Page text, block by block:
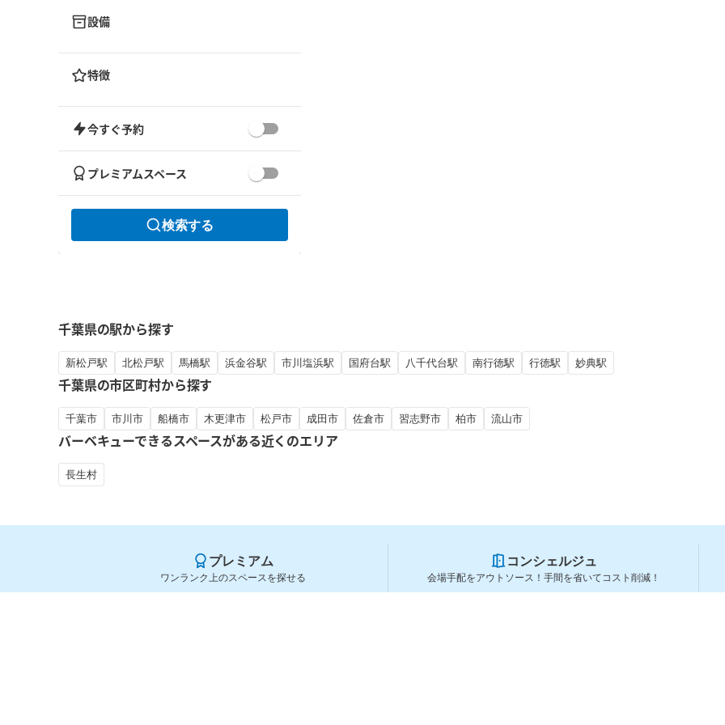
設備
特徴
今すぐ予約
プレミアムスペース
検索する
千葉県の駅から探す
新松戸駅 北松戸駅 馬橋駅 浜金谷駅 市川塩浜駅 国府台駅 八千代台駅 南行徳駅 行徳駅 妙典駅
千葉県の市区町村から探す
千葉市 市川市 船橋市 木更津市 松戸市 成田市 佐倉市 習志野市 柏市 流山市
バーベキューできるスペースがある近くのエリア
長生村
プレミアム
ワンランク上のスペースを探せる
コンシェルジュ
会場手配をアウトソース！手間を省いてコスト削減！